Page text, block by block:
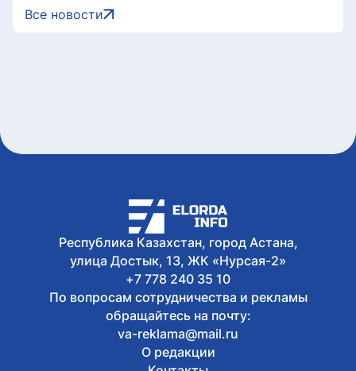
Генпрокуратуры
Сегодня, 11:34
«Мы создаем не просто здания, а
инфраструктуру, которая служит
обществу»: Маулен Айманбетов о том,
что остается за кадром строительства
социальных объектов
Все новости
Республика Казахстан, город Астана,
улица Достык, 13, ЖК «Нурсая-2»
+7 778 240 35 10
По вопросам сотрудничества и рекламы
обращайтесь на почту:
va-reklama@mail.ru
О редакции